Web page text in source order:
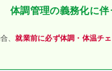
体調管理の義務化に
、就業前に必ず体調・体温チ